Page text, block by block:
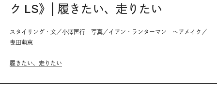
ク LS》| 履きたい、走りたい
スタイリング・文／小澤匡行 写真／イアン・ランターマン ヘアメイク／
曳田萌恵
履きたい、走りたい